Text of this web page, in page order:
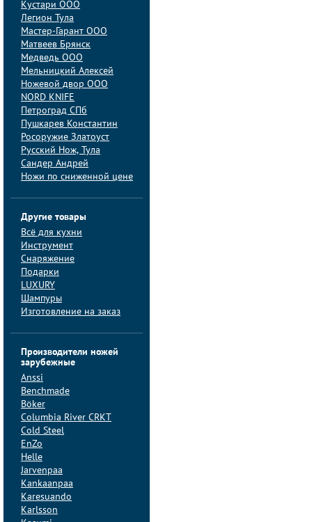
Кустари ООО
Легион Тула
Мастер-Гарант ООО
Матвеев Брянск
Медведь ООО
Мельницкий Алексей
Ножевой двор ООО
NORD KNIFE
Петроград СПб
Пушкарев Константин
Росоружие Златоуст
Русский Нож, Тула
Сандер Андрей
Ножи по сниженной цене
Другие товары
Всё для кухни
Инструмент
Снаряжение
Подарки
LUXURY
Шампуры
Изготовление на заказ
Производители ножей
зарубежные
Anssi
Benchmade
Böker
Columbia River CRKT
Cold Steel
EnZo
Helle
Jarvenpaa
Kankaanpaa
Karesuando
Karlsson